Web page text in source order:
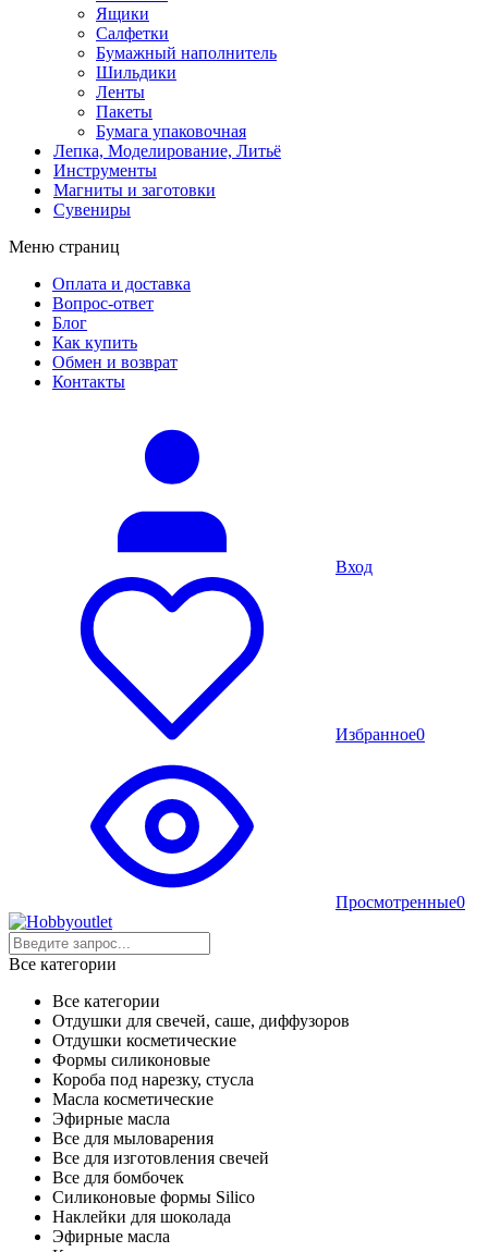
Ящики
Салфетки
Бумажный наполнитель
Шильдики
Ленты
Пакеты
Бумага упаковочная
Лепка, Моделирование, Литьё
Инструменты
Магниты и заготовки
Сувениры
Меню страниц
Оплата и доставка
Вопрос-ответ
Блог
Как купить
Обмен и возврат
Контакты
Вход
Избранное0
Просмотренные0
Все категории
Все категории
Отдушки для свечей, саше, диффузоров
Отдушки косметические
Формы силиконовые
Короба под нарезку, стусла
Масла косметические
Эфирные масла
Все для мыловарения
Все для изготовления свечей
Все для бомбочек
Силиконовые формы Silico
Наклейки для шоколада
Эфирные масла